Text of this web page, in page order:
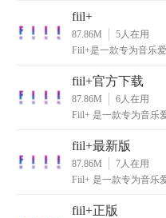
2. 音效调节：进入音效设
高音、音量等参数。
3. 健康管理：查看耳机使
式。
4. 发现页面：浏览推荐音
听的音乐。
fiil+
87.86M 5人在用
Fiil+是一款专为音乐
fiil+官方下载
87.86M 6人在用
Fiil+ 是一款专为音乐
fiil+最新版
87.86M 7人在用
Fiil+ 是一款专为音乐
fiil+正版